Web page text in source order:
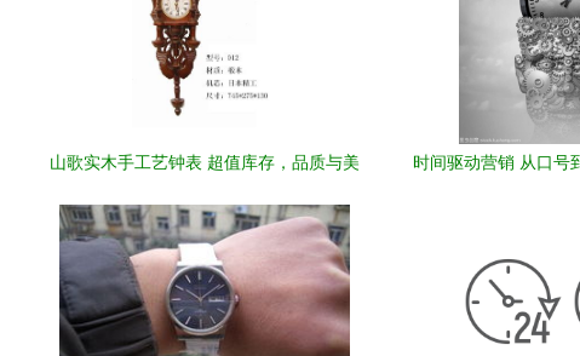
山歌实木手工艺钟表 超值库存，品质与美
时间驱动营销 从口号